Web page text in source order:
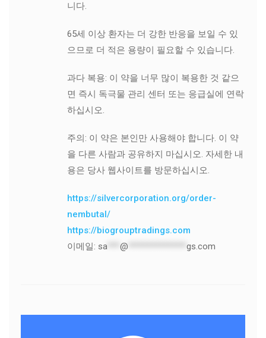
니다.
65세 이상 환자는 더 강한 반응을 보일 수 있
으므로 더 적은 용량이 필요할 수 있습니다.
과다 복용: 이 약을 너무 많이 복용한 것 같으
면 즉시 독극물 관리 센터 또는 응급실에 연락
하십시오.
주의: 이 약은 본인만 사용해야 합니다. 이 약
을 다른 사람과 공유하지 마십시오. 자세한 내
용은 당사 웹사이트를 방문하십시오.
https://silvercorporation.org/order-
nembutal/
https://biogrouptradings.com
이메일: sa @ gs.com